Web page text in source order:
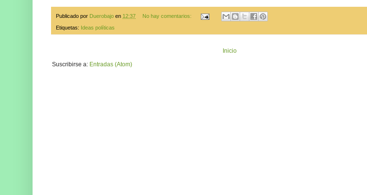
Publicado por Duerobajo en 12:37 No hay comentarios:
Etiquetas: Ideas políticas
Inicio
Suscribirse a: Entradas (Atom)